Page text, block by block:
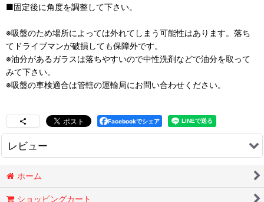
■固定後に角度を調整して下さい。
※吸盤のため場所によっては外れてしまう可能性はあります。落ち
てドライブマンが破損しても保障外です。
※油分があるガラスは落ちやすいので中性洗剤などで油分を取って
みて下さい。
※吸盤の車検適合は管轄の運輸局にお問い合わせください。
Facebookでシェア
レビュー
0 件のレビュー
ホーム
ショッピングカート